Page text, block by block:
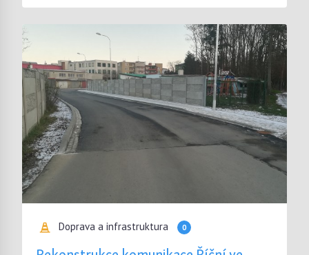
Doprava a infrastruktura 0